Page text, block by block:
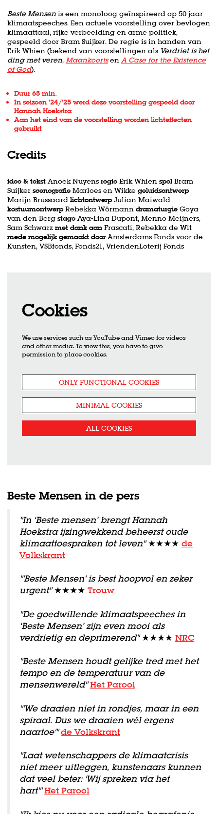
Beste Mensen is een monoloog geïnspireerd op 50 jaar
klimaatspeeches. Een actuele voorstelling over bevlogen
klimaattaal, rijke verbeelding en arme politiek,
gespeeld door Bram Suijker. De regie is in handen van
Erik Whien (bekend van voorstellingen als Verdriet is het
ding met veren, Maankoorts en A Case for the Existence
of God).
Duur 65 min.
In seizoen '24/'25 werd deze voorstelling gespeeld door
Hannah Hoekstra
Aan het eind van de voorstelling worden lichteffecten
gebruikt
Credits
idee & tekstAnoek Nuyens regie Erik Whien spel Bram
Suijker scenografie Marloes en Wikke geluidsontwerp
Marijn Brussaard lichtontwerpJulian Maiwald
kostuumontwerpRebekka Wörmann dramaturgie Goya
van den Berg stageAya-Lina Dupont, Menno Meijners,
Sam Schwarz met dank aan Frascati, Rebekka de Wit
mede mogelijk gemaakt doorAmsterdams Fonds voor de
Kunsten, VSBfonds, Fonds21, VriendenLoterij Fonds
Cookies
We use services such as YouTube and Vimeo for videos
and other media. To view this, you have to give
permission to place cookies.
ONLY FUNCTIONAL COOKIES
MINIMAL COOKIES
ALL COOKIES
Beste Mensen in de pers
"In ‘Beste mensen’ brengt Hannah
Hoekstra ijzingwekkend beheerst oude
klimaattoespraken tot leven"★★★★ de
Volkskrant
"'Beste Mensen' is best hoopvol en zeker
urgent"★★★★ Trouw
"De goedwillende klimaatspeeches in
‘Beste Mensen’ zijn even mooi als
verdrietig en deprimerend"★★★★ NRC
"Beste Mensen houdt gelijke tred met het
tempo en de temperatuur van de
mensenwereld"Het Parool
"'We draaien niet in rondjes, maar in een
spiraal. Dus we draaien wél ergens
naartoe'"de Volkskrant
"Laat wetenschappers de klimaatcrisis
niet meer uitleggen, kunstenaars kunnen
dat veel beter: ‘Wij spreken via het
hart'" Het Parool